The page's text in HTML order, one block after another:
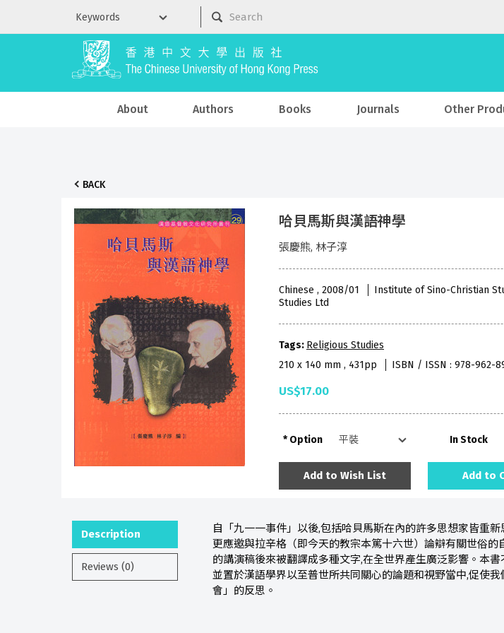
About Authors Books Journals Other
BACK
哈貝馬斯與漢語神學
張慶熊, 林子淳
Chinese , 2008/01 Institute of Sino-Christian
Studies Ltd
Tags: Religious Studies
210 x 140 mm , 431pp
ISBN / ISSN : 978-962-
US$17.00
Option In Stock
Add to Wish List Add to
Description
Reviews (0)
自「九一一事件」以後,包括哈貝馬斯在內的許多思想家皆重
更應邀與拉辛格（即今天的教宗本篤十六世）論辯有關世俗
的講演稿後來被翻譯成多種文字,在全世界產生廣泛影響。本
並置於漢語學界以至普世所共同關心的論題和視野當中,促使
會」的反思。